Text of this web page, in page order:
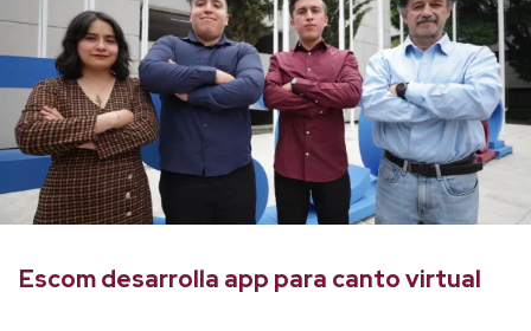
Escom desarrolla app para canto virtual